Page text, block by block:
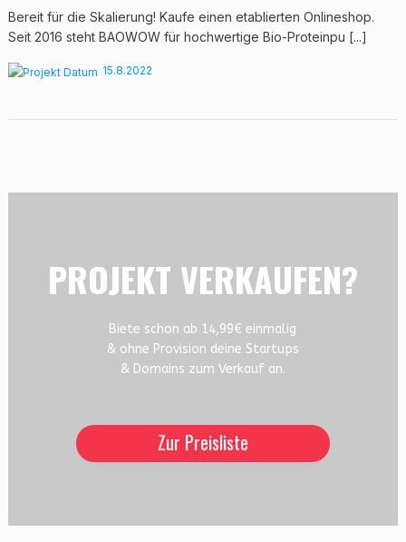
Bereit für die Skalierung! Kaufe einen etablierten Onlineshop.
Seit 2016 steht BAOWOW für hochwertige Bio-Proteinpu [...]
15.8.2022
PROJEKT VERKAUFEN?
Biete schon ab 14,99€ einmalig
& ohne Provision deine Startups
& Domains zum Verkauf an.
Zur Preisliste